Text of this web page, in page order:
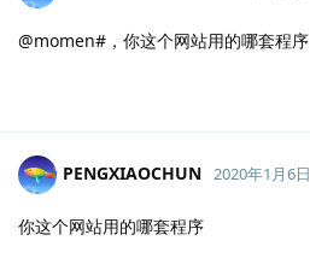
@momen#，你这个网站用的哪套程序
PENGXIAOCHUN 2020年1月6日
你这个网站用的哪套程序